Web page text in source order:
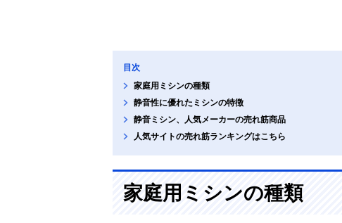
目次
家庭用ミシンの種類
静音性に優れたミシンの特徴
静音ミシン、人気メーカーの売れ筋商品
人気サイトの売れ筋ランキングはこちら
家庭用ミシンの種類